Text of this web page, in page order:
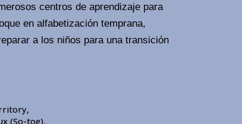
centros de aprendizaje para
en alfabetización temprana,
a los niños para una transición
(So-toe),